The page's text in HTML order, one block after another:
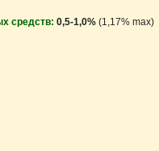
средств: 0,5-1,0% (1,17% max)